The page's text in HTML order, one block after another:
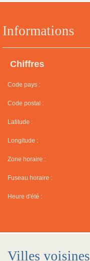
Informations
Chiffres
Code pays :
Code postal :
Latitude :
Longitude :
Zone horaire :
Fuseau horaire :
Heure d'été :
Villes voisines